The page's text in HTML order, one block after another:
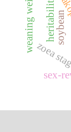
soybean
heritability
zoea
sex-
weaning weight